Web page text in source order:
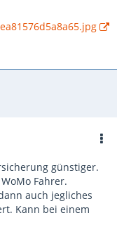
günstiger.
Fahrer.
auch jegliches
Kann bei einem